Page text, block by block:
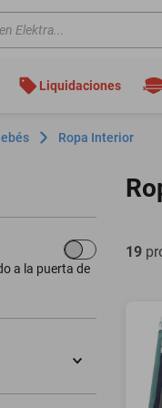
Liquidaciones
Ropa Interior
a la puerta de
19